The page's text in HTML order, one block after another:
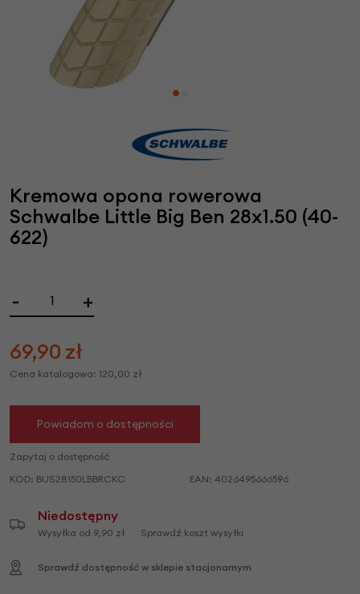
Kremowa opona rowerowa
Schwalbe Little Big Ben 28x1.50 (40-
622)
- +
69,90 zł
Cena katalogowa: 120,00 zł
Powiadom o dostępności
Zapytaj o dostępność
KOD: BUS28150LBBRCKC EAN: 4026495666596
Niedostępny
Wysyłka od 9,90 zł Sprawdź koszt wysyłki
Sprawdź dostępność w sklepie stacjonarnym